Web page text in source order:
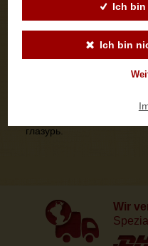
Ich bin
Ich bin
лимонной цедры(сахар,
натуральный специи,
Изысканный
сливочное масло,
сладкий миндальный
(лимонная цедра,
натуральный
глазурь.
Wir